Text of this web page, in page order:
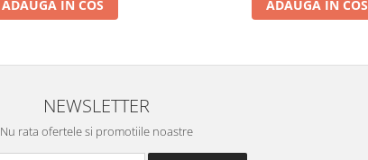
ADAUGA IN COS ADAUGA IN COS
NEWSLETTER
Nu rata ofertele si promotiile noastre